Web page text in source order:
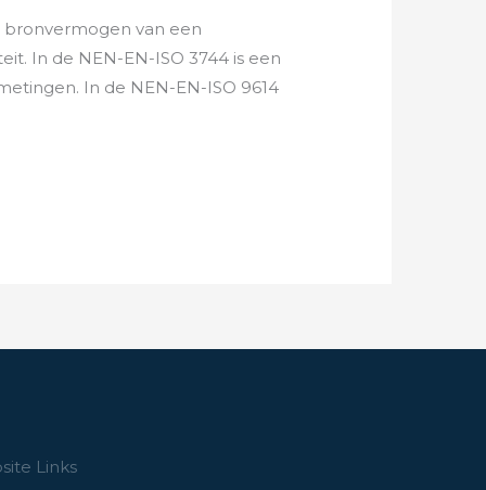
bronvermogen van een
In de NEN-EN-ISO 3744 is een
In de NEN-EN-ISO 9614
Links